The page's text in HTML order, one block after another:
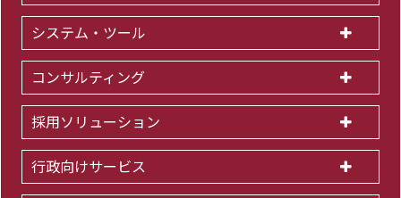
システム・ツール
コンサルティング
採用ソリューション
行政向けサービス